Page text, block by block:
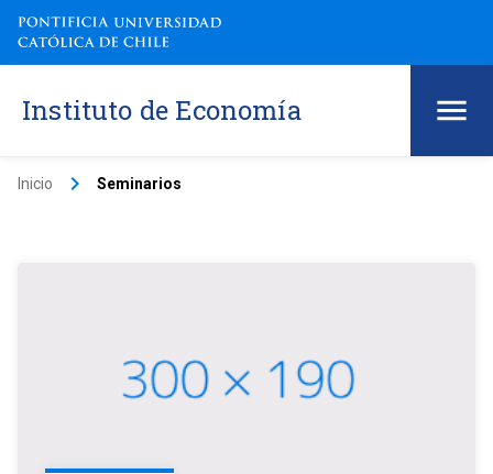
Instituto de Economía
Inicio keyboard_arrow_right Seminarios